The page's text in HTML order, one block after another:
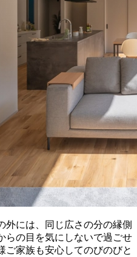
外には、同じ広さの分の縁側
らの目を気にしないで過ごせ
ご家族も安心してのびのびと